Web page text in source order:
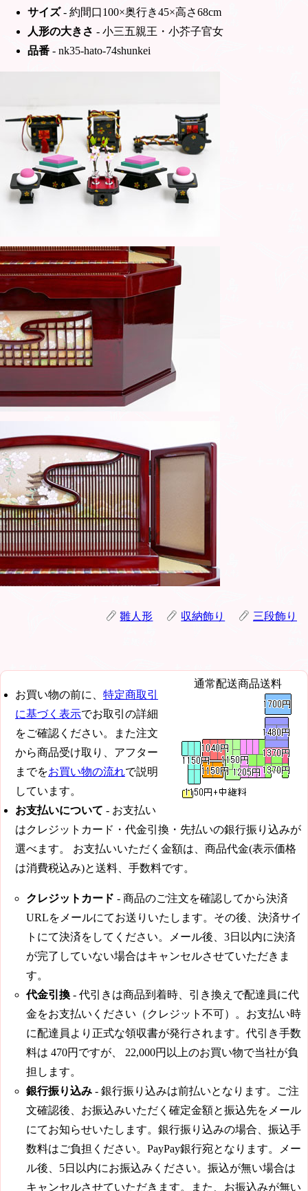
サイズ- 約間口100×奥行き45×高さ68cm
人形の大きさ - 小三五親王・小芥子官女
品番 - nk35-hato-74shunkei
雛人形 収納飾り 三段飾り
通常配送商品送料
お買い物の前に、 特定商取引
に基づく表示でお取引の詳細
をご確認ください。また注文
から商品受け取り、アフター
までをお買い物の流れで説明
しています。
お支払いについて - お支払い
はクレジットカード・代金引換・先払いの銀行振り込みが
選べます。 お支払いいただく金額は、商品代金(表示価格
は消費税込み)と送料、手数料です。
クレジットカード - 商品のご注文を確認してから決済
URLをメールにてお送りいたします。その後、決済サイ
トにて決済をしてください。メール後、3日以内に決済
が完了していない場合はキャンセルさせていただきま
す。
代金引換 - 代引きは商品到着時、引き換えで配達員に代
金をお支払いください（クレジット不可）。お支払い時
に配達員より正式な領収書が発行されます。代引き手数
料は 470円 ですが、 22,000円 以上のお買い物で当社が負
担します。
銀行振り込み - 銀行振り込みは前払いとなります。ご注
文確認後、お振込みいただく確定金額と振込先をメール
にてお知らせいたします。銀行振り込みの場合、振込手
数料はご負担ください。PayPay銀行宛となります。メー
ル後、5日以内にお振込みください。振込が無い場合は
キャンセルさせていただきます。また、お振込みが無い